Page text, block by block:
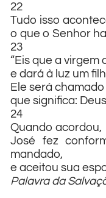
22
Tudo isso
o que o Senhor
23
“Eis que a virgem
e dará à luz um
Ele será
que significa:
24
Quando acordou,
José fez
mandado,
e aceitou sua
Palavra da